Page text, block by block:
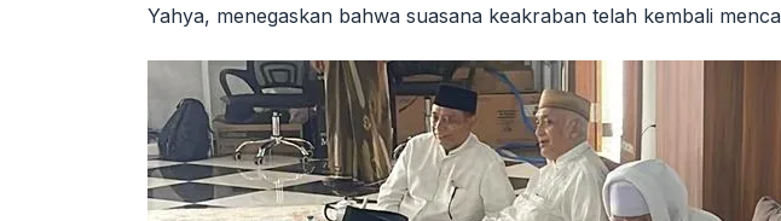
Yahya, menegaskan bahwa suasana keakraban telah kembali